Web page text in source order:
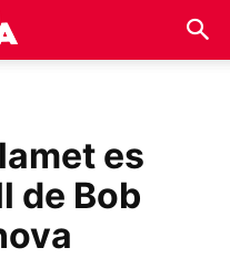
es
de Bob